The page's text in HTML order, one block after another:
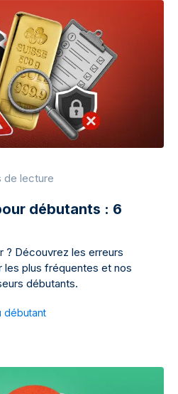
de lecture
débutants : 6
? Découvrez les erreurs
les plus fréquentes et nos
débutants.
débutant